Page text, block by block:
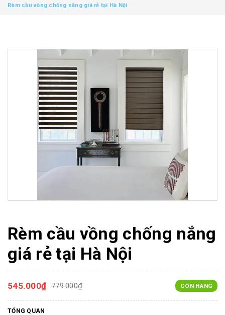
Rèm cầu vồng chống nắng giá rẻ tại Hà Nội
Rèm cầu vồng chống nắng
giá rẻ tại Hà Nội
545.000₫ 779.000₫ CÒN HÀNG
TỔNG QUAN